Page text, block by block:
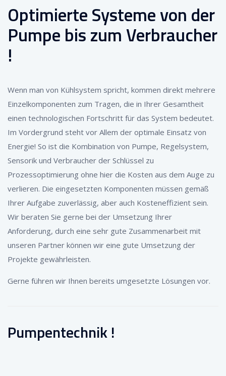
Optimierte Systeme von der
Pumpe bis zum Verbraucher
!
Wenn man von Kühlsystem spricht, kommen direkt mehrere
Einzelkomponenten zum Tragen, die in Ihrer Gesamtheit
einen technologischen Fortschritt für das System bedeutet.
Im Vordergrund steht vor Allem der optimale Einsatz von
Energie! So ist die Kombination von Pumpe, Regelsystem,
Sensorik und Verbraucher der Schlüssel zu
Prozessoptimierung ohne hier die Kosten aus dem Auge zu
verlieren. Die eingesetzten Komponenten müssen gemäß
Ihrer Aufgabe zuverlässig, aber auch Kosteneffizient sein.
Wir beraten Sie gerne bei der Umsetzung Ihrer
Anforderung, durch eine sehr gute Zusammenarbeit mit
unseren Partner können wir eine gute Umsetzung der
Projekte gewährleisten.
Gerne führen wir Ihnen bereits umgesetzte Lösungen vor.
Pumpentechnik !